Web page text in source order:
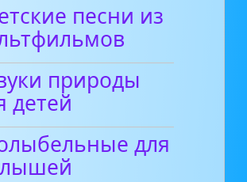
песни из
природы
детей
для